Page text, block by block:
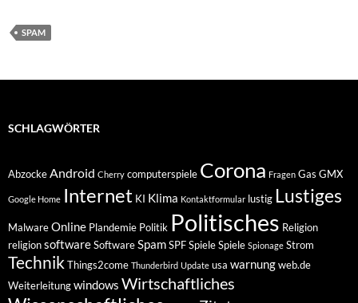
SPAM
SCHLAGWÖRTER
AbzockeAndroid Cherry computerspiele Corona Fragen Gas GMX
Google Home Internet KI Klima Kontaktformular lustig Lustiges
MalwareOnline Plandemie Politik Politisches Religion
religionsoftwareSoftwareSpamSPFSpieleSpiele Spionage Strom
TechnikThings2come Thunderbird Update usa warnungweb.de
Weiterleitungwindows Wirtschaftliches